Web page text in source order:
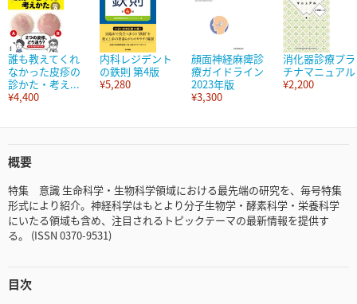
誰も教えてくれ
なかった皮疹の
診かた・考え...
¥4,400
内科レジデント
の鉄則 第4版
¥5,280
顔面神経麻痺診
療ガイドライン
2023年版
¥3,300
消化器診療プラ
チナマニュアル
¥2,200
概要
特集 意識 生命科学・生物科学領域における最先端の研究を、毎号特集
形式により紹介。神経科学はもとより分子生物学・酵素科学・栄養科学
にいたる領域も含め、注目されるトピックテーマの最新情報を提供す
る。 (ISSN 0370-9531)
目次